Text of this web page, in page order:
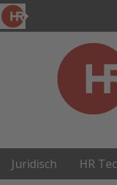
Juridisch HR